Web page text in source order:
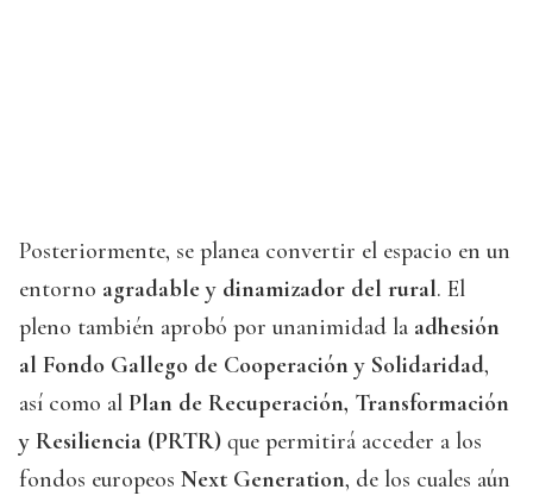
Posteriormente, se planea convertir el espacio en un
entorno agradable y dinamizador del rural. El
pleno también aprobó por unanimidad la adhesión
al Fondo Gallego de Cooperación y Solidaridad,
así como al Plan de Recuperación, Transformación
y Resiliencia (PRTR) que permitirá acceder a los
fondos europeos Next Generation, de los cuales aún